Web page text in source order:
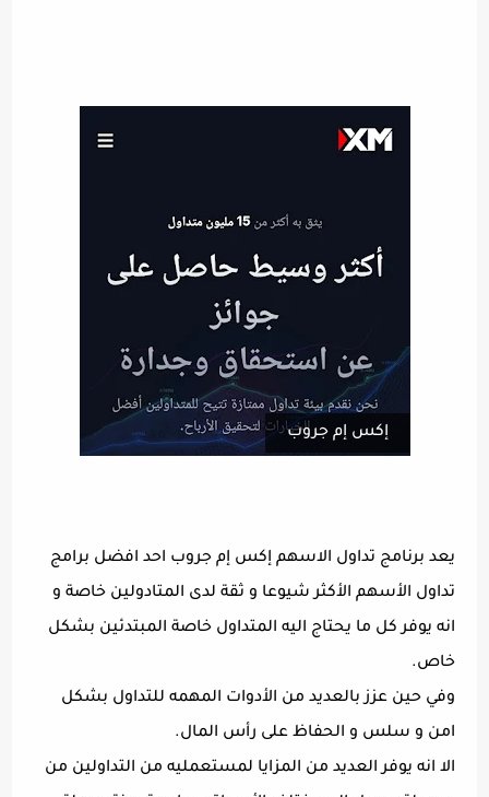
إكس إم جروب
يعد برنامج تداول الاسهم إكس إم جروب احد افضل برامج
تداول الأسهم الأكثر شيوعا و ثقة لدى المتادولين خاصة و
انه يوفر كل ما يحتاج اليه المتداول خاصة المبتدئين بشكل
خاص.
وفي حين عزز بالعديد من الأدوات المهمه للتداول بشكل
امن و سلس و الحفاظ على رأس المال.
الا انه يوفر العديد من المزايا لمستعمليه من التداولين من